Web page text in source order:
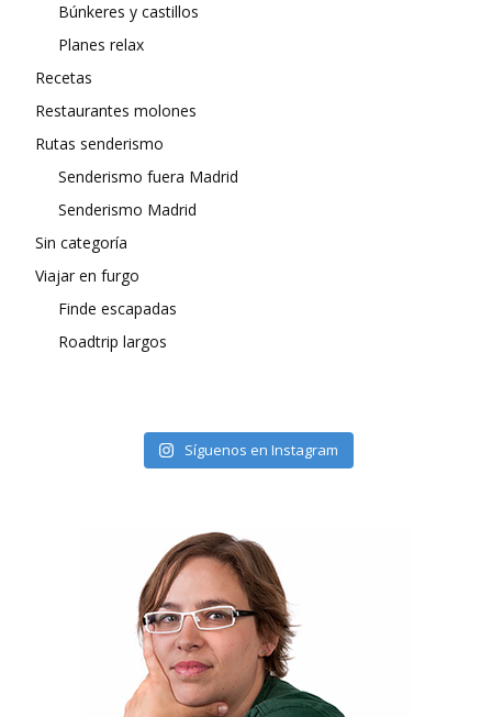
Búnkeres y castillos
Planes relax
Recetas
Restaurantes molones
Rutas senderismo
Senderismo fuera Madrid
Senderismo Madrid
Sin categoría
Viajar en furgo
Finde escapadas
Roadtrip largos
Síguenos en Instagram